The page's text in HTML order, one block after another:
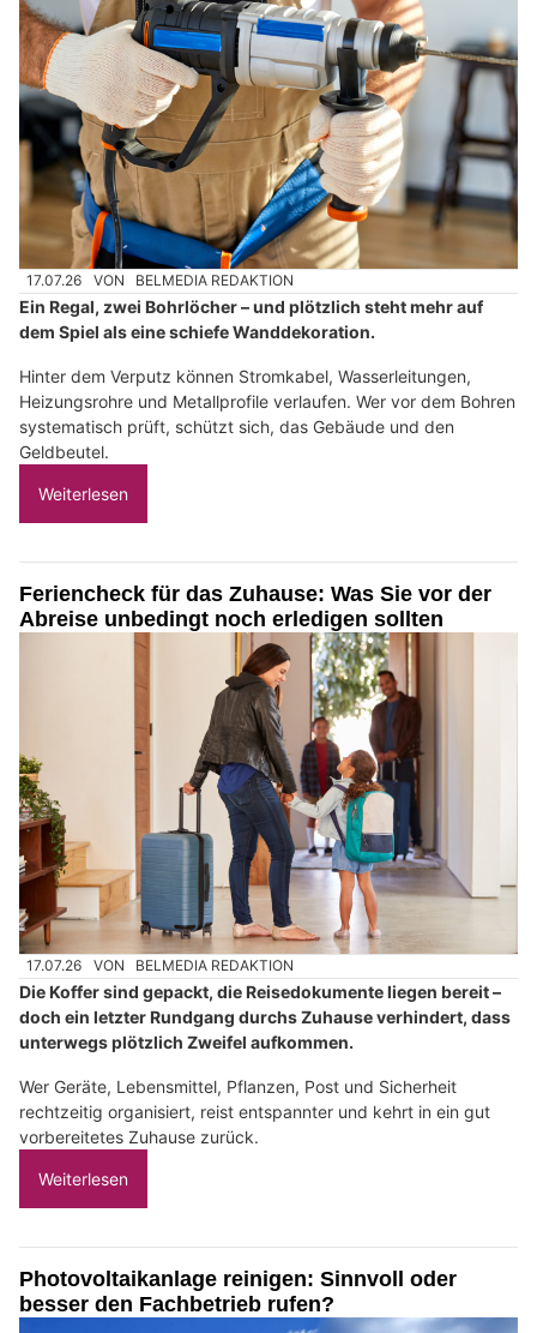
17.07.26 VON BELMEDIA REDAKTION
Ein Regal, zwei Bohrlöcher – und plötzlich steht mehr auf
dem Spiel als eine schiefe Wanddekoration.
Hinter dem Verputz können Stromkabel, Wasserleitungen,
Heizungsrohre und Metallprofile verlaufen. Wer vor dem Bohren
systematisch prüft, schützt sich, das Gebäude und den
Geldbeutel.
Weiterlesen
Feriencheck für das Zuhause: Was Sie vor der
Abreise unbedingt noch erledigen sollten
17.07.26 VON BELMEDIA REDAKTION
Die Koffer sind gepackt, die Reisedokumente liegen bereit –
doch ein letzter Rundgang durchs Zuhause verhindert, dass
unterwegs plötzlich Zweifel aufkommen.
Wer Geräte, Lebensmittel, Pflanzen, Post und Sicherheit
rechtzeitig organisiert, reist entspannter und kehrt in ein gut
vorbereitetes Zuhause zurück.
Weiterlesen
Photovoltaikanlage reinigen: Sinnvoll oder
besser den Fachbetrieb rufen?